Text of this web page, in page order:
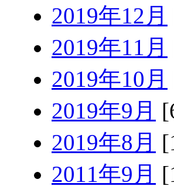
2019年12月
2019年11月
2019年10月
2019年9月
2019年8月
2011年9月